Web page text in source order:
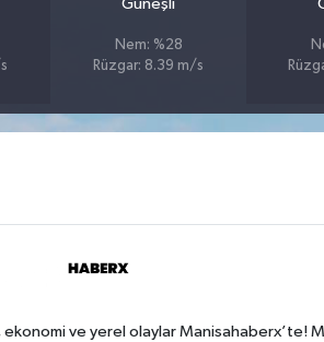
Güneşli
Nem: %28
Rüzgar: 8.39 m/s
ve yerel olaylar Manisahaberx’te!